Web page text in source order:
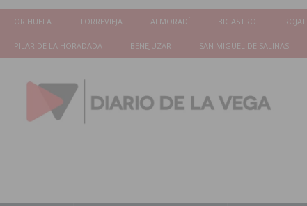
ORIHUELA TORREVIEJA ALMORADÍ BIGASTRO
PILAR DE LA HORADADA BENEJUZAR SAN MIGUEL DE SALINAS